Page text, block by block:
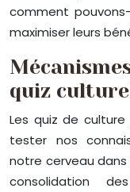
comment
maximiser leurs
quiz
Les quiz de
tester nos
notre cerveau
consolidation